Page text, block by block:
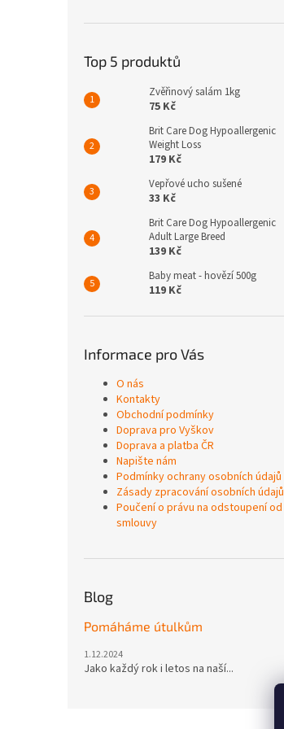
Top 5 produktů
Zvěřinový salám 1kg
75 Kč
Brit Care Dog Hypoallergenic
Weight Loss
179 Kč
Vepřové ucho sušené
33 Kč
Brit Care Dog Hypoallergenic
Adult Large Breed
139 Kč
Baby meat - hovězí 500g
119 Kč
Informace pro Vás
O nás
Kontakty
Obchodní podmínky
Doprava pro Vyškov
Doprava a platba ČR
Napište nám
Podmínky ochrany osobních údajů
Zásady zpracování osobních údajů
Poučení o právu na odstoupení od
smlouvy
Blog
Pomáháme útulkům
1.12.2024
Jako každý rok i letos na naší...